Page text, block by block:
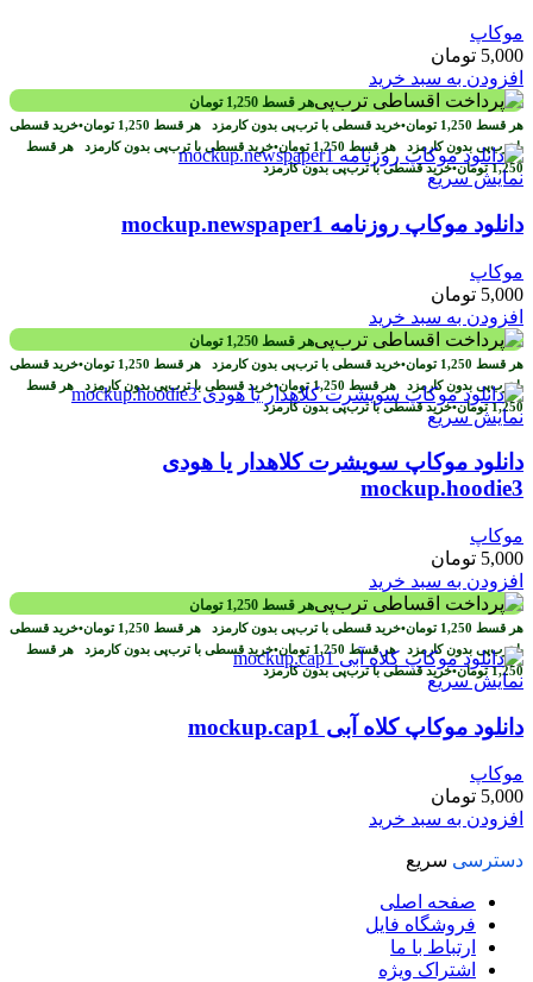
موکاپ
5,000 تومان
افزودن به سبد خرید
هر قسط 1,250 تومان
هر قسط 1,250 تومان•خرید قسطی با ترب‌پی بدون کارمزد هر قسط 1,250 تومان•خرید قسطی
با ترب‌پی بدون کارمزد هر قسط 1,250 تومان•خرید قسطی با ترب‌پی بدون کارمزد هر قسط
1,250 تومان•خرید قسطی با ترب‌پی بدون کارمزدنمایش سریع
دانلود موکاپ روزنامه mockup.newspaper1
موکاپ
5,000 تومان
افزودن به سبد خرید
هر قسط 1,250 تومان
هر قسط 1,250 تومان•خرید قسطی با ترب‌پی بدون کارمزد هر قسط 1,250 تومان•خرید قسطی
با ترب‌پی بدون کارمزد هر قسط 1,250 تومان•خرید قسطی با ترب‌پی بدون کارمزد هر قسط
1,250 تومان•خرید قسطی با ترب‌پی بدون کارمزدنمایش سریع
دانلود موکاپ سویشرت کلاهدار یا هودی
mockup.hoodie3
موکاپ
5,000 تومان
افزودن به سبد خرید
هر قسط 1,250 تومان
هر قسط 1,250 تومان•خرید قسطی با ترب‌پی بدون کارمزد هر قسط 1,250 تومان•خرید قسطی
با ترب‌پی بدون کارمزدهر قسط 1,250 تومان•خرید قسطی با ترب‌پی بدون کارمزد هر قسط
1,250 تومان•خرید قسطی با ترب‌پی بدون کارمزدنمایش سریع
دانلود موکاپ کلاه آبی mockup.cap1
موکاپ
5,000 تومان
افزودن به سبد خرید
دسترسی سریع
صفحه اصلی
فروشگاه فایل
ارتباط با ما
اشتراک ویژه